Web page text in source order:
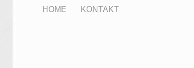
HOME KONTAKT